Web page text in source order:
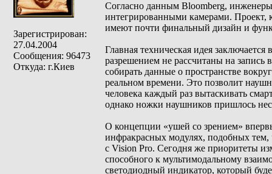
Зарегистрирован:
27.04.2004
Сообщения: 96473
Откуда: г.Киев
Согласно данным Bloomberg,
интегрированными камерами. Проект,
имеют почти финальный дизайн и
Главная техническая идея
разрешением не рассчитаны на запись
собирать данные о пространстве
реальном времени. Это позволит
человека каждый раз вытаскивать
однако ножки наушников пришлось
О концепции «ушей со зрением»
инфракрасных модулях, подобных тем,
с Vision Pro. Сегодня же приоритеты
способного к мультимодальному
светодиодный индикатор, который